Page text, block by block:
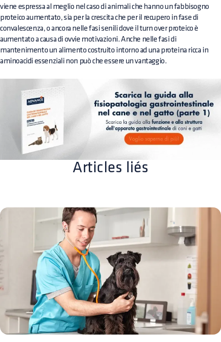
viene espressa al meglio nel caso di animali che hanno un fabbisogno
proteico aumentato, sia per la crescita che per il recupero in fase di
convalescenza, o ancora nelle fasi senili dove il turn over proteico è
aumentato a causa di ovvie motivazioni. Anche nelle fasi di
mantenimento un alimento costruito intorno ad una proteina ricca in
aminoacidi essenziali non può che essere un vantaggio.
Articles liés